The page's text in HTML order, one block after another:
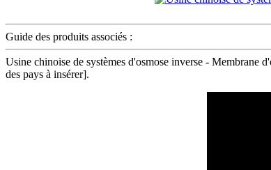
Guide des produits associés :
Usine chinoise de systèmes d'osmose inverse - Membrane
des pays à insérer].